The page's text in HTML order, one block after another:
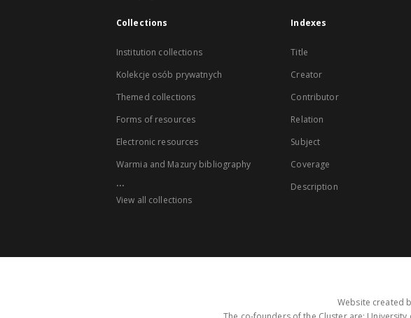
Collections
Institution collections
Kolekcje osób prywatnych
Themed collections
Forms of resources
Electronic resources
Warmia and Mazury bibliography
...
View all collections
Indexes
Title
Creator
Contributor
Relation
Subject
Coverage
Description
Website created